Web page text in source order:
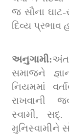
જ સૌના
દિવ્ય પ્રભાવ
અનુગામી:
સમાજને
નિયમમાં
રાખવાની
સ્વામી, સદ્.
મુનિસ્વામીને